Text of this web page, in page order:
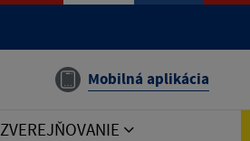
Mobilná aplikácia
ZVEREJŇOVANIE